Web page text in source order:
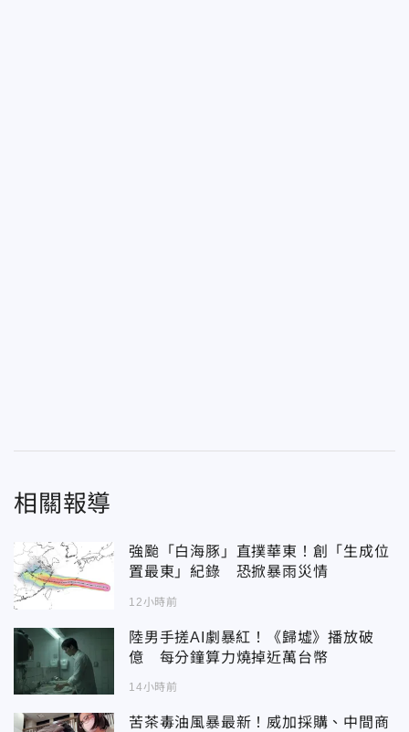
相關報導
強颱「白海豚」直撲華東！創「生成位
置最東」紀錄 恐掀暴雨災情
12小時前
陸男手搓AI劇暴紅！《歸墟》播放破
億 每分鐘算力燒掉近萬台幣
14小時前
苦茶毒油風暴最新！威加採購、中間商